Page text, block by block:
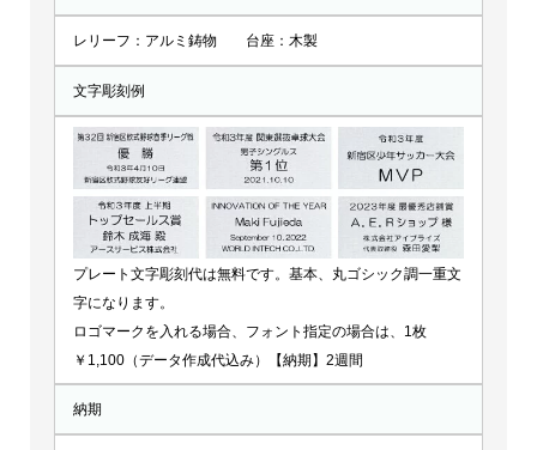
レリーフ：アルミ鋳物 台座：木製
文字彫刻例
プレート文字彫刻代は無料です。基本、丸ゴシック調一重文
字になります。
ロゴマークを入れる場合、フォント指定の場合は、1枚
￥1,100（データ作成代込み）【納期】2週間
納期